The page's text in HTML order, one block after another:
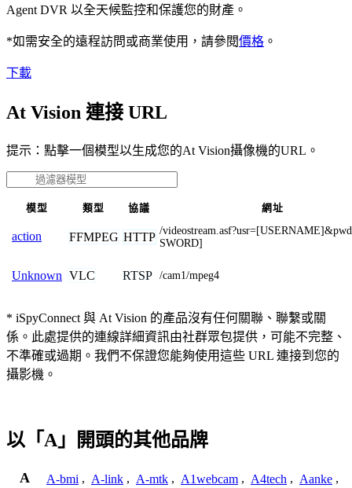
Agent DVR 以全天候監控和保護您的財產。
*如需安全的遠程訪問或商業使用，請參閱價格 。
下載
At Vision 連接 URL
提示：點擊一個模型以生成您的At Vision攝像機的URL。
模型 類型 協議 網址
action FFMPEG HTTP /
SWORD]
Unknown VLC RTSP /cam1/mpeg4
* iSpyConnect 與 At Vision 的產品沒有任何關聯、聯繫或關
係。此處提供的連線詳細資訊由社群眾包提供，可能不完整、
不準確或過期。我們不保證您能夠使用這些 URL 連接到您的
攝影機。
以「A」開頭的其他品牌
A A-bmi , A-link , A-mtk , A1webcam , A4tech , Aanke ,